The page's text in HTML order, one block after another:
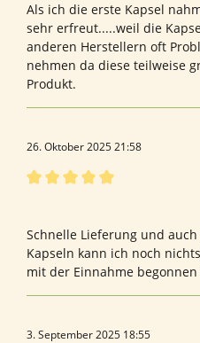
Als ich die erste Kapsel
sehr erfreut.....weil die
anderen Herstellern oft
nehmen da diese teilweise
Produkt.
26. Oktober 2025 21:58
Schnelle Lieferung und
Kapseln kann ich noch
mit der Einnahme begonnen
3. September 2025 18:55